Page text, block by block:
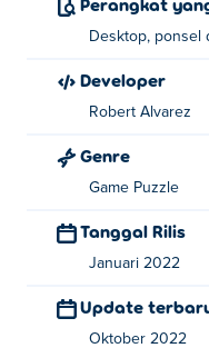
Desktop, ponsel
Developer
Robert Alvarez
Genre
Game Puzzle
Tanggal Rilis
Januari 2022
Update
Oktober 2022